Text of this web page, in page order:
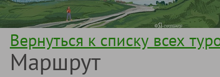
Вернуться к списку всех
Маршрут